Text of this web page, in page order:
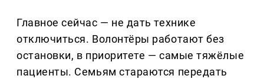
Главное сейчас — не дать технике
отключиться. Волонтёры работают без
остановки, в приоритете — самые тяжёлые
пациенты. Семьям стараются передать